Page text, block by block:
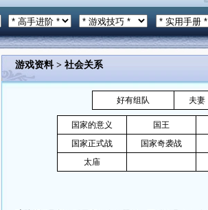
游戏资料> 社会关系
好有组队 夫妻
国家的意义 国王
国家正式战
国家奇袭战
太庙